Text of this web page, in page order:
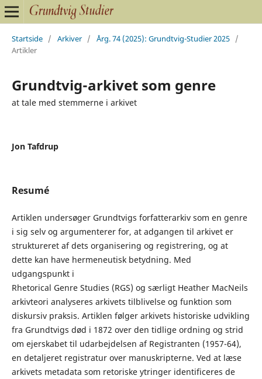
Startside / Arkiver / Årg. 74 (2025): Grundtvig-Studier 2025 /
Artikler
Grundtvig-arkivet som genre
at tale med stemmerne i arkivet
Jon Tafdrup
Resumé
Artiklen undersøger Grundtvigs forfatterarkiv som en genre
i sig selv og argumenterer for, at adgangen til arkivet er
struktureret af dets organisering og registrering, og at
dette kan have hermeneutisk betydning. Med
udgangspunkt i
Rhetorical Genre Studies (RGS) og særligt Heather MacNeils
arkivteori analyseres arkivets tilblivelse og funktion som
diskursiv praksis. Artiklen følger arkivets historiske udvikling
fra Grundtvigs død i 1872 over den tidlige ordning og strid
om ejerskabet til udarbejdelsen af Registranten (1957-64),
en detaljeret registratur over manuskripterne. Ved at læse
arkivets metadata som retoriske ytringer identificeres de